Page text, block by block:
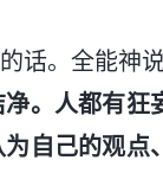
话。全能神
。人都有狂
自己的观点